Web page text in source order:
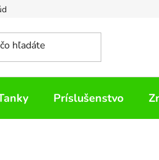
Príslušenstvo